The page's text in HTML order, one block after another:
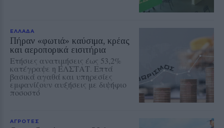
ΕΛΛΑΔΑ
Πήραν «φωτιά» καύσιμα, κρέας
και αεροπορικά εισιτήρια
Ετήσιες ανατιμήσεις έως 53,2%
κατέγραψε η ΕΛΣΤΑΤ. Επτά
βασικά αγαθά και υπηρεσίες
εμφανίζουν αυξήσεις με διψήφιο
ποσοστό
ΑΓΡΟΤΕΣ